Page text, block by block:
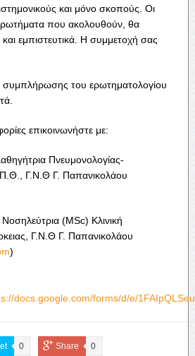
και μόνο σκοπούς. Οι
που ακολουθούν, θα
εμπιστευτικά. Η συμμετοχή σας
συμπλήρωσης του ερωτηματολογίου
επικοινωνήστε με:
Πνευμονολογίας-
Γ.Ν.Θ Γ. Παπανικολάου
(MSc) Κλινική
Γ.Ν.Θ Γ. Παπανικολάου
)
docs.google.com/forms/d/e/
0 Share 0